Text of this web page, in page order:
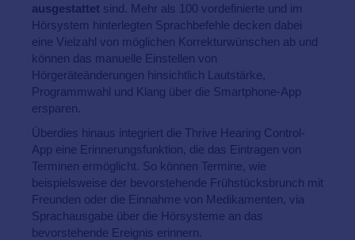
ausgestattet sind. Mehr als 100 vordefinierte und im
Hörsystem hinterlegten Sprachbefehle decken dabei
eine Vielzahl von möglichen Korrekturwünschen ab und
können das manuelle Einstellen von
Hörgeräteänderungen hinsichtlich Lautstärke,
Programmwahl und Klang über die Smartphone-App
ersparen.
Überdies hinaus integriert die Thrive Hearing Control-
App eine Erinnerungsfunktion, die das Eintragen von
Terminen ermöglicht. So können Termine, wie
beispielsweise der bevorstehende Frühstücksbrunch mit
Freunden oder die Einnahme von Medikamenten, via
Sprachausgabe über die Hörsysteme an das
bevorstehende Ereignis erinnern.